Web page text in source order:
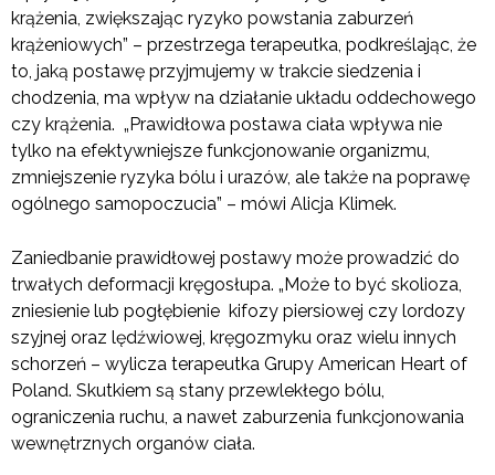
krążenia, zwiększając ryzyko powstania zaburzeń
krążeniowych” – przestrzega terapeutka, podkreślając, że
to, jaką postawę przyjmujemy w trakcie siedzenia i
chodzenia, ma wpływ na działanie układu oddechowego
czy krążenia. „Prawidłowa postawa ciała wpływa nie
tylko na efektywniejsze funkcjonowanie organizmu,
zmniejszenie ryzyka bólu i urazów, ale także na poprawę
ogólnego samopoczucia” – mówi Alicja Klimek.
Zaniedbanie prawidłowej postawy może prowadzić do
trwałych deformacji kręgosłupa. „Może to być skolioza,
zniesienie lub pogłębienie kifozy piersiowej czy lordozy
szyjnej oraz lędźwiowej, kręgozmyku oraz wielu innych
schorzeń – wylicza terapeutka Grupy American Heart of
Poland. Skutkiem są stany przewlekłego bólu,
ograniczenia ruchu, a nawet zaburzenia funkcjonowania
wewnętrznych organów ciała.